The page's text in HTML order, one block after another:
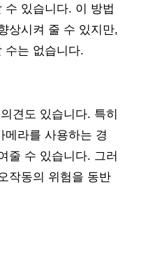
수 있습니다. 이 방법
상시켜 줄 수 있지만,
수는 없습니다.
견도 있습니다. 특히
메라를 사용하는 경
줄 수 있습니다. 그러
작동의 위험을 동반